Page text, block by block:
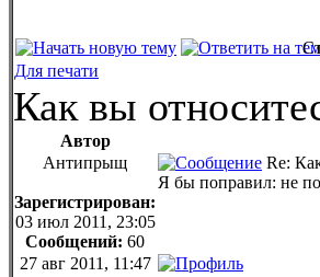
Для печати
Как вы
Автор
Антипрыщ
Зарегистрирован:
03 июл 2011, 23:05
Сообщений: 60
Re:
Я бы поправил: не по
27 авг 2011, 11:47